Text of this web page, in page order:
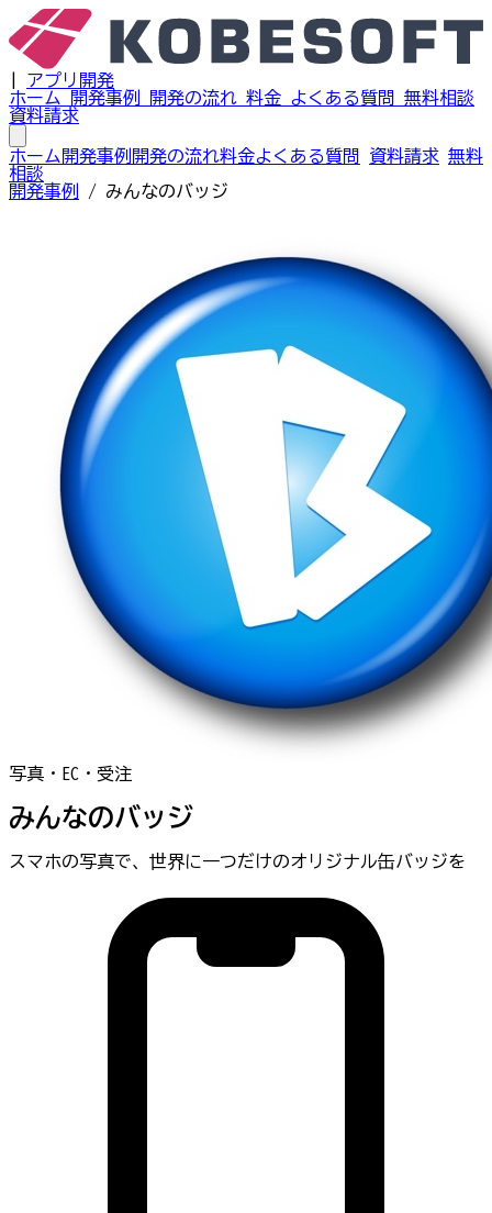
アプリ開発
ホーム
開発事例 開発の流れ 料金 よくある質問 無料相談
資料請求
ホーム 開発事例 開発の流れ料金よくある質問 資料請求 無料
相談
開発事例
/ みんなのバッジ
写真・EC・受注
みんなのバッジ
スマホの写真で、世界に一つだけのオリジナル缶バッジを